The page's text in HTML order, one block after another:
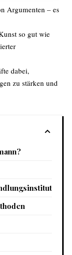
Argumenten – es
so gut wie
dabei,
zu stärken und